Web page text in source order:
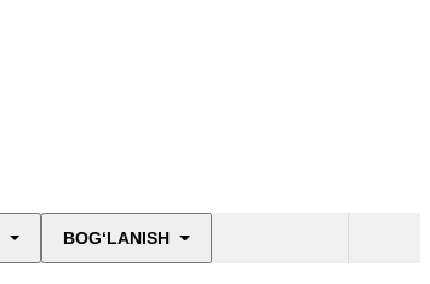
BOG‘LANISH